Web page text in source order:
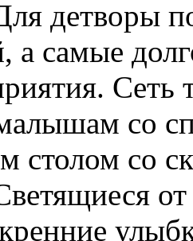
детворы
а самые
Сеть
со
столом со
от